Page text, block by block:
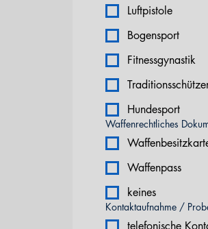
Luftpistole
Bogensport
Fitnessgynastik
Hundesport
Waffenrechtliches
Waffenpass
keines
Kontaktaufnahme /
telefonische